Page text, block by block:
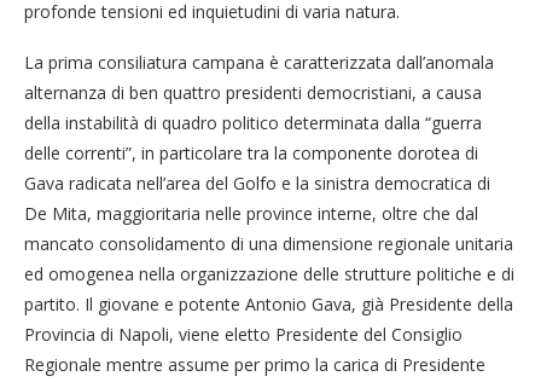
profonde tensioni ed inquietudini di varia natura.
La prima consiliatura campana è caratterizzata dall’anomala
alternanza di ben quattro presidenti democristiani, a causa
della instabilità di quadro politico determinata dalla “guerra
delle correnti”, in particolare tra la componente dorotea di
Gava radicata nell’area del Golfo e la sinistra democratica di
De Mita, maggioritaria nelle province interne, oltre che dal
mancato consolidamento di una dimensione regionale unitaria
ed omogenea nella organizzazione delle strutture politiche e di
partito. Il giovane e potente Antonio Gava, già Presidente della
Provincia di Napoli, viene eletto Presidente del Consiglio
Regionale mentre assume per primo la carica di Presidente